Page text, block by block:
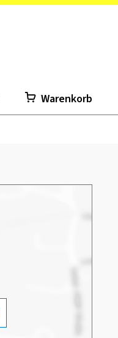
Warenkorb